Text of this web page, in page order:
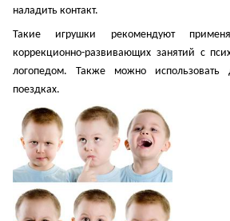
наладить контакт.
Такие игрушки рекомендуют
коррекционно-развивающих занятий с
логопедом. Также можно
поездках.